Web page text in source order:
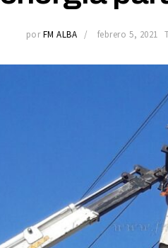
por FM ALBA febrero 5, 2021